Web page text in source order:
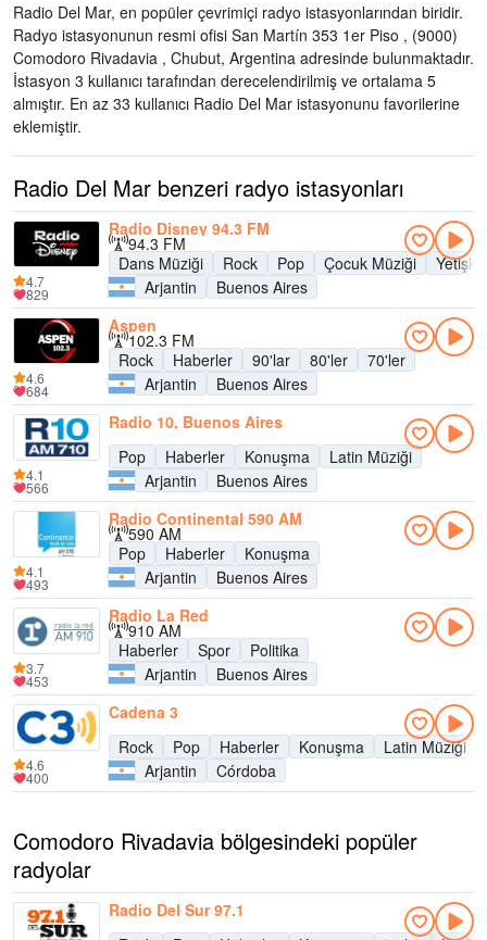
Radio Del Mar, en popüler çevrimiçi radyo istasyonlarından biridir.
Radyo istasyonunun resmi ofisi San Martín 353 1er Piso , (9000)
Comodoro Rivadavia , Chubut, Argentina adresinde bulunmaktadır.
İstasyon 3 kullanıcı tarafından derecelendirilmiş ve ortalama 5
almıştır. En az 33 kullanıcı Radio Del Mar istasyonunu favorilerine
eklemiştir.
Radio Del Mar benzeri radyo istasyonları
Radio Disney 94.3 FM
94.3 FM
Dans Müziği
Rock Pop Çocuk Müziği
Arjantin
Buenos Aires
4.7
829
Aspen
102.3 FM
Rock
Haberler 90'lar 80'ler
70'ler
Arjantin
Buenos Aires
4.6
684
Radio 10, Buenos Aires
Pop
Haberler Konuşma
Latin Müziği
Arjantin
Buenos Aires
4.1
566
Radio Continental 590 AM
590 AM
Pop
Haberler
Konuşma
Arjantin
Buenos Aires
4.1
493
Radio La Red
910 AM
Haberler
Spor
Politika
Arjantin
Buenos Aires
3.7
453
Cadena 3
Rock
Pop Haberler Konuşma Latin Müziği
Arjantin
Córdoba
4.6
400
Comodoro Rivadavia bölgesindeki popüler
radyolar
Radio Del Sur 97.1